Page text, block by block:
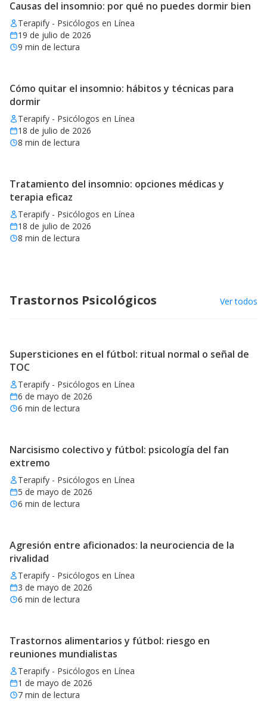
Causas del insomnio: por qué no puedes dormir bien
Terapify - Psicólogos en Línea
19 de julio de 2026
9 min de lectura
Cómo quitar el insomnio: hábitos y técnicas para
dormir
Terapify - Psicólogos en Línea
18 de julio de 2026
8 min de lectura
Tratamiento del insomnio: opciones médicas y
terapia eficaz
Terapify - Psicólogos en Línea
18 de julio de 2026
8 min de lectura
Trastornos Psicológicos Ver todos
Supersticiones en el fútbol: ritual normal o señal de
TOC
Terapify - Psicólogos en Línea
6 de mayo de 2026
6 min de lectura
Narcisismo colectivo y fútbol: psicología del fan
extremo
Terapify - Psicólogos en Línea
5 de mayo de 2026
6 min de lectura
Agresión entre aficionados: la neurociencia de la
rivalidad
Terapify - Psicólogos en Línea
3 de mayo de 2026
6 min de lectura
Trastornos alimentarios y fútbol: riesgo en
reuniones mundialistas
Terapify - Psicólogos en Línea
1 de mayo de 2026
7 min de lectura